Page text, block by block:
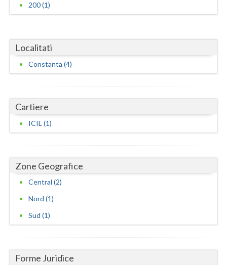
Tulcea
Vaslui
Vrancea
200 (1)
Localitati
Constanta (4)
Cartiere
ICIL (1)
Zone Geografice
Central (2)
Nord (1)
Sud (1)
Forme Juridice